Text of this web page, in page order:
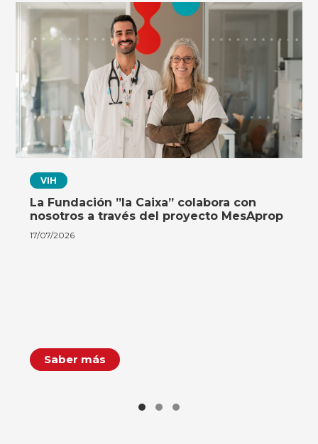
VIH
La Fundación ”la Caixa” colabora con
nosotros a través del proyecto MesAprop
17/07/2026
Saber más